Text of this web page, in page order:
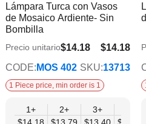
Info la
deseos
Lámpara Turca con Vasos
de Mosaico Ardiente- Sin
Bombilla
$14.18
$11.03
Precio unitario$14.18
CODE: MOS 402 SKU:13713
1 Piece price, min order is 1
1+
2+
3+